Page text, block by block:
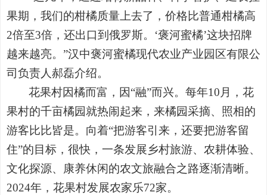
果期，我们的柑橘质量上去了，价格比普通柑橘高
2倍至3倍，还出口到俄罗斯。‘褒河蜜橘’这块招牌
越来越亮。”汉中褒河蜜橘现代农业产业园区有限公
司负责人郝磊介绍。
花果村因橘而富，因“融”而兴。每年10月，花
果村的千亩橘园就热闹起来，来橘园采摘、照相的
游客比比皆是。向着“把游客引来，还要把游客留
住”的目标，很快，一条发展乡村旅游、农耕体验、
文化探源、康养休闲的农文旅融合之路逐渐清晰。
2024年，花果村发展农家乐72家。